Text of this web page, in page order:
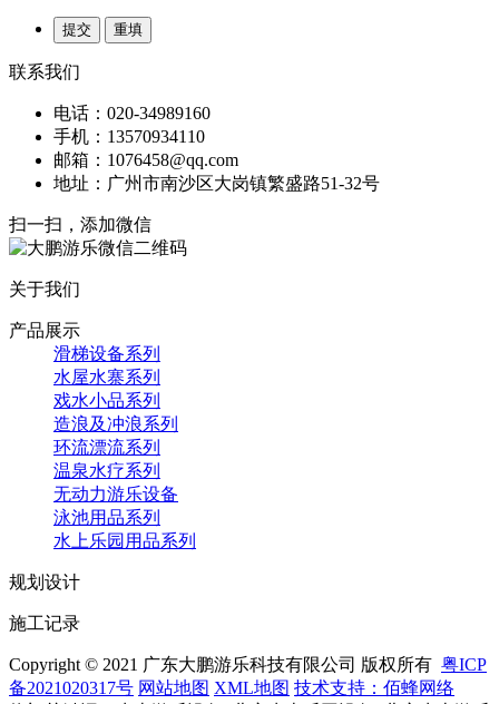
联系我们
电话：020-34989160
手机：13570934110
邮箱：1076458@qq.com
地址：广州市南沙区大岗镇繁盛路51-32号
扫一扫，添加微信
关于我们
产品展示
滑梯设备系列
水屋水寨系列
戏水小品系列
造浪及冲浪系列
环流漂流系列
温泉水疗系列
无动力游乐设备
泳池用品系列
水上乐园用品系列
规划设计
施工记录
Copyright © 2021 广东大鹏游乐科技有限公司 版权所有 粤ICP
备2021020317号 网站地图 XML地图 技术支持：佰蜂网络